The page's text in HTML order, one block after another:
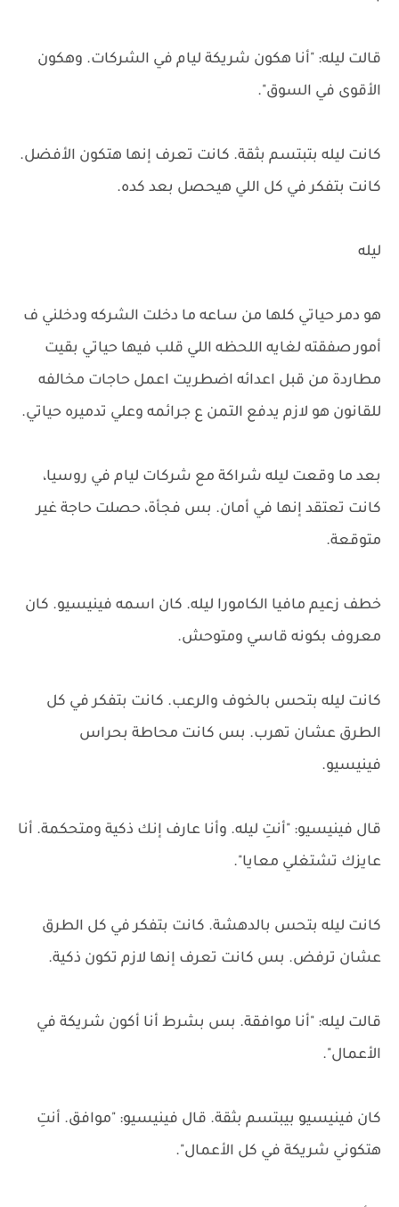
قالت ليله: "أنا هكون شريكة ليام في الشركات. وهكون
الأقوى في السوق".
كانت ليله بتبتسم بثقة. كانت تعرف إنها هتكون الأفضل.
كانت بتفكر في كل اللي هيحصل بعد كده.
ليله
هو دمر حياتي كلها من ساعه ما دخلت الشركه ودخلني ف
أمور صفقته لغايه اللحظه اللي قلب فيها حياتي بقيت
مطاردة من قبل اعدائه اضطريت اعمل حاجات مخالفه
للقانون هو لازم يدفع التمن ع جرائمه وعلي تدميره حياتي.
بعد ما وقعت ليله شراكة مع شركات ليام في روسيا،
كانت تعتقد إنها في أمان. بس فجأة، حصلت حاجة غير
متوقعة.
خطف زعيم مافيا الكامورا ليله. كان اسمه فينيسيو. كان
معروف بكونه قاسي ومتوحش.
كانت ليله بتحس بالخوف والرعب. كانت بتفكر في كل
الطرق عشان تهرب. بس كانت محاطة بحراس
فينيسيو.
قال فينيسيو: "أنتِ ليله. وأنا عارف إنك ذكية ومتحكمة. أنا
عايزك تشتغلي معايا".
كانت ليله بتحس بالدهشة. كانت بتفكر في كل الطرق
عشان ترفض. بس كانت تعرف إنها لازم تكون ذكية.
قالت ليله: "أنا موافقة. بس بشرط أنا أكون شريكة في
الأعمال".
كان فينيسيو بيبتسم بثقة. قال فينيسيو: "موافق. أنتِ
هتكوني شريكة في كل الأعمال".